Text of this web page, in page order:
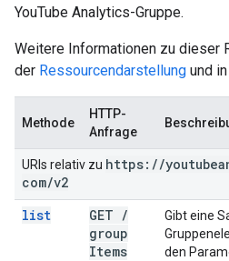
YouTube Analytics-Gruppe.
Weitere Informationen zu dieser
der Ressourcendarstellung und
Methode
HTTP-
Anfrage
URIs relativ zu https: //
com/v2
list
GET /
group
Items
Gibt eine
den